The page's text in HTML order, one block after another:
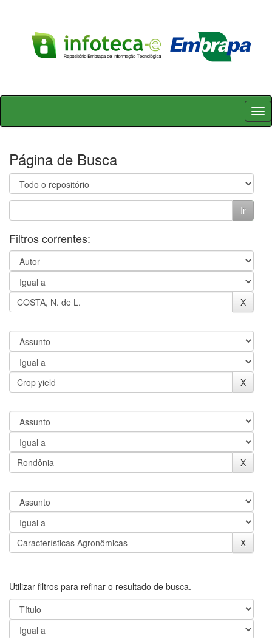
Skip
Página de Busca
Filtros correntes:
Utilizar filtros para refinar o resultado de busca.